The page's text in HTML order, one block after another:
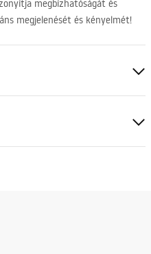
megbízhatóságát és
megjelenését és kényelmét!